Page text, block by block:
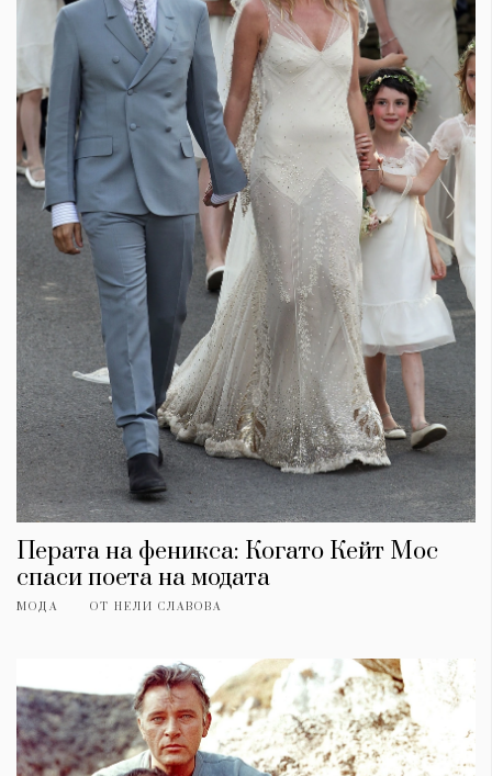
Перата на феникса: Когато Кейт Мос
спаси поета на модата
МОДА ОТ НЕЛИ СЛАВОВА